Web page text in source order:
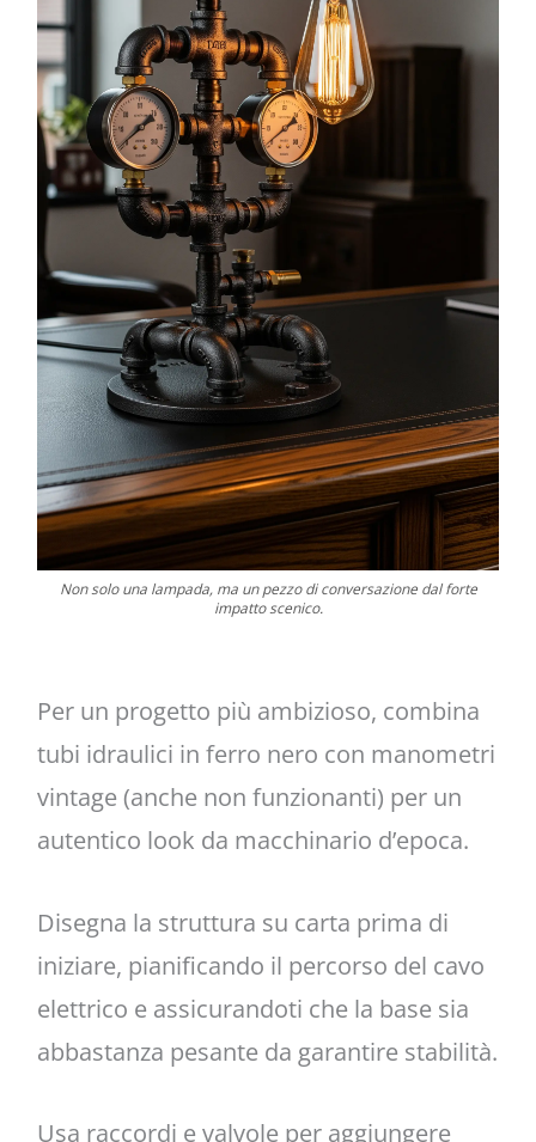
Non solo una lampada, ma un pezzo di conversazione dal forte
impatto scenico.
Per un progetto più ambizioso, combina
tubi idraulici in ferro nero con manometri
vintage (anche non funzionanti) per un
autentico look da macchinario d’epoca.
Disegna la struttura su carta prima di
iniziare, pianificando il percorso del cavo
elettrico e assicurandoti che la base sia
abbastanza pesante da garantire stabilità.
Usa raccordi e valvole per aggiungere